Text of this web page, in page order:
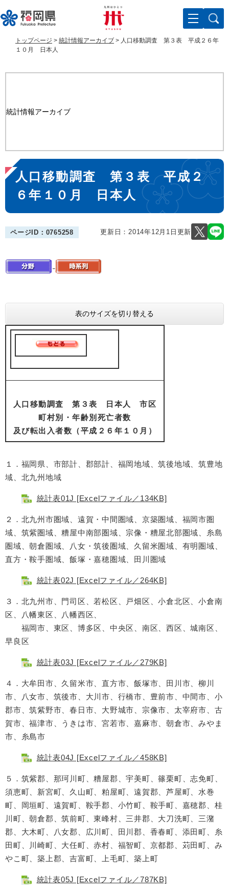
ー
ジ
ニ
ュ
文
トップページ > 統計情報アーカイブ > 人口移動調査 第３表 平成２６年
１０月 日本人
統計情報アーカイブ
本
文
人口移動調査 第３表 平成２
６年１０月 日本人
ページID：0765258 更新日：2014年12月1日更新
表のサイズを切り替える
人口移動調査 第３表 日本人 市区
町村別・年齢別死亡者数
及び転出入者数（平成２６年１０月）
１．福岡県、市部計、郡部計、福岡地域、筑後地域、筑豊地
域、北九州地域
統計表01J [Excelファイル／134KB]
２．北九州市圏域、遠賀・中間圏域、京築圏域、福岡市圏
域、筑紫圏域、糟屋中南部圏域、宗像・糟屋北部圏域、糸島
圏域、朝倉圏域、八女・筑後圏域、久留米圏域、有明圏域、
直方・鞍手圏域、飯塚・嘉穂圏域、田川圏域
統計表02J [Excelファイル／264KB]
３．北九州市、門司区、若松区、戸畑区、小倉北区、小倉南
区、八幡東区、八幡西区、
福岡市、東区、博多区、中央区、南区、西区、城南区、
早良区
統計表03J [Excelファイル／279KB]
４．大牟田市、久留米市、直方市、飯塚市、田川市、柳川
市、八女市、筑後市、大川市、行橋市、豊前市、中間市、小
郡市、筑紫野市、春日市、大野城市、宗像市、太宰府市、古
賀市、福津市、うきは市、宮若市、嘉麻市、朝倉市、みやま
市、糸島市
統計表04J [Excelファイル／458KB]
５．筑紫郡、那珂川町、糟屋郡、宇美町、篠栗町、志免町、
須恵町、新宮町、久山町、粕屋町、遠賀郡、芦屋町、水巻
町、岡垣町、遠賀町、鞍手郡、小竹町、鞍手町、嘉穂郡、桂
川町、朝倉郡、筑前町、東峰村、三井郡、大刀洗町、三潴
郡、大木町、八女郡、広川町、田川郡、香春町、添田町、糸
田町、川崎町、大任町、赤村、福智町、京都郡、苅田町、み
やこ町、築上郡、吉富町、上毛町、築上町
統計表05J [Excelファイル／787KB]